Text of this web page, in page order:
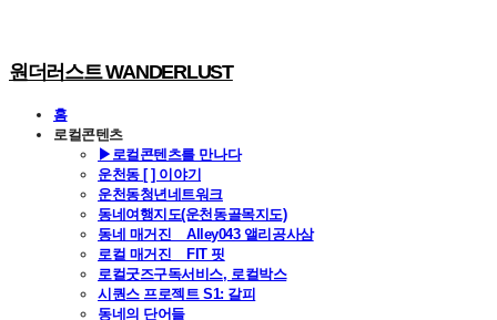
원더러스트 WANDERLUST
홈
로컬콘텐츠
▶로컬콘텐츠를 만나다
운천동 [ ] 이야기
운천동청년네트워크
동네여행지도(운천동골목지도)
동네 매거진 _ Alley043 앨리공사삼
로컬 매거진 _ FIT 핏
로컬굿즈구독서비스, 로컬박스
시퀀스 프로젝트 S1: 갈피
동네의 단어들